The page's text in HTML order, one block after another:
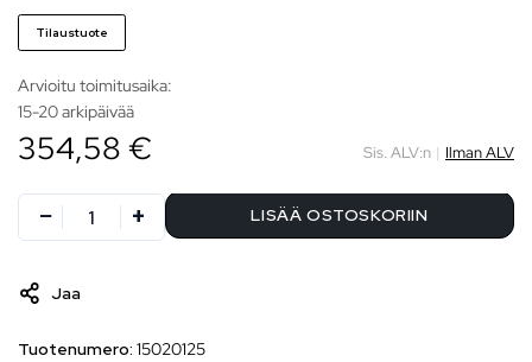
Tilaustuote
Arvioitu toimitusaika:
15-20 arkipäivää
354,58 € Sis. ALV:n | Ilman ALV
LISÄÄ OSTOSKORIIN
Jaa
Tuotenumero: 15020125